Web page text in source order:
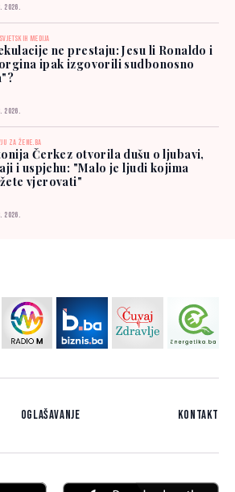
2026.
MEDIJA
ne prestaju: Jesu li Ronaldo i
ipak izgovorili sudbonosno
2026.
ZA ŽENE.BA
Čerkez otvorila dušu o ljubavi,
i uspjehu: "Malo je ljudi kojima
vjerovati"
2026.
Oglašavanje Kontakt